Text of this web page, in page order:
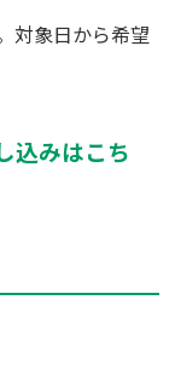
対象日から希望
込みはこち